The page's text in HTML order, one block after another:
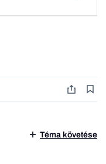
Téma követése